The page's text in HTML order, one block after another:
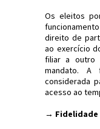
Os eleitos
direito de
ao exercício
filiar a outro
mandato. A
considerada
acesso ao
→